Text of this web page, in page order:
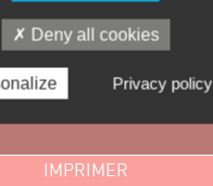
IMPRIMER
Deny all cookies
Privacy policy